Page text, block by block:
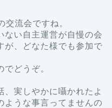
交流会ですね。
ない自主運営が自慢の会
が、どなた様でも参加で
どうぞ。
実しやかに囁かれたよ
ような事言ってませんの